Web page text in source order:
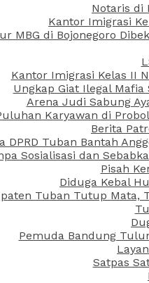
Notaris di
Kantor Imigrasi
MBG di Bojonegoro
Kantor Imigrasi Kelas II
Ungkap Giat Ilegal
Arena Judi Sabung
Karyawan di
Berita
DPRD Tuban Bantah
Sosialisasi dan
Pisah
Diduga Kebal
Tuban Tutup Mata,
Pemuda Bandung
Satpas